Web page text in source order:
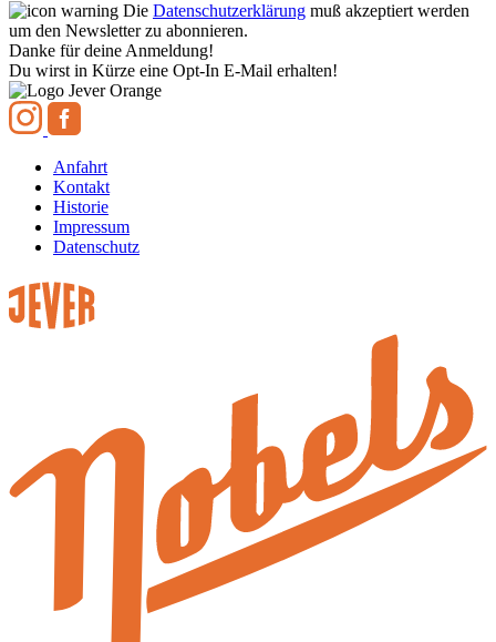
Die Datenschutzerklärung muß akzeptiert werden
um den Newsletter zu abonnieren.
Danke für deine Anmeldung!
Du wirst in Kürze eine Opt-In E-Mail erhalten!
Anfahrt
Kontakt
Historie
Impressum
Datenschutz